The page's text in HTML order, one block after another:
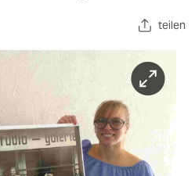
teilen